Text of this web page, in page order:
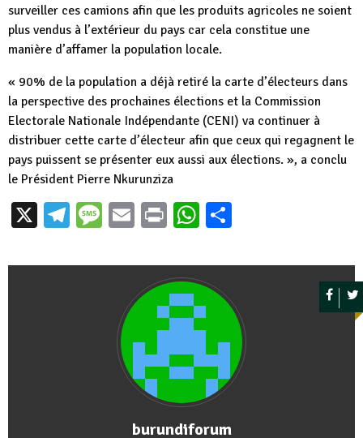
surveiller ces camions afin que les produits agricoles ne soient
plus vendus à l’extérieur du pays car cela constitue une
manière d’affamer la population locale.
« 90% de la population a déjà retiré la carte d’électeurs dans
la perspective des prochaines élections et la Commission
Electorale Nationale Indépendante (CENI) va continuer à
distribuer cette carte d’électeur afin que ceux qui regagnent le
pays puissent se présenter eux aussi aux élections. », a conclu
le Président Pierre Nkurunziza
X Telegram
Message
EmailPrintWhatsApp
burundiforum